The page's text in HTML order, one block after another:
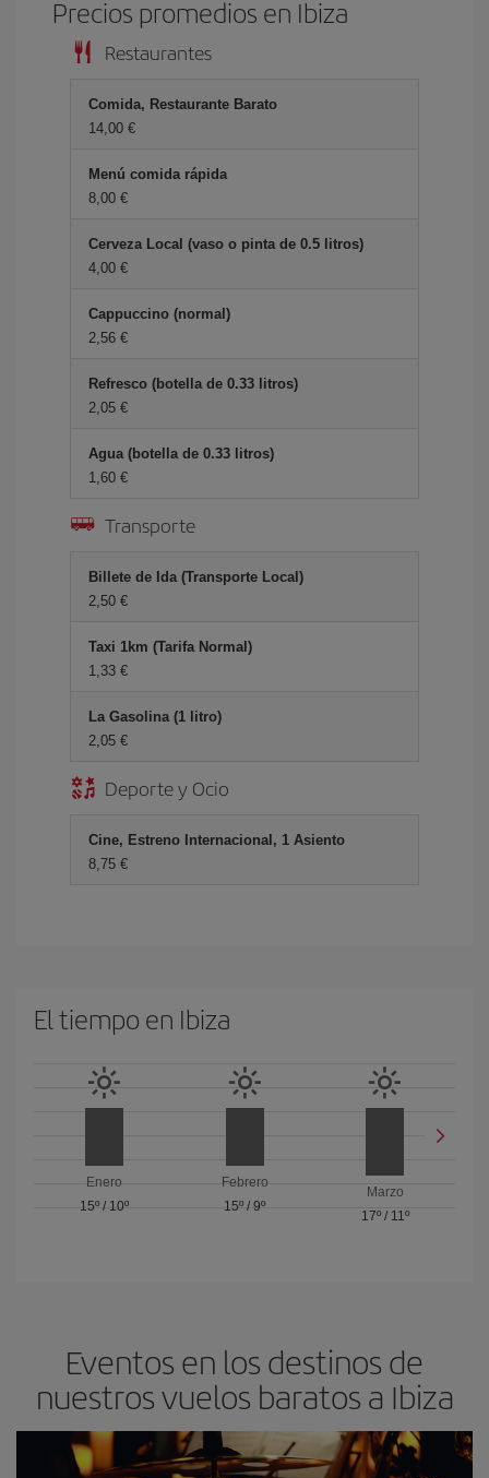
Precios promedios en Ibiza
Restaurantes
Comida, Restaurante Barato
14,00 €
Menú comida rápida
8,00 €
Cerveza Local (vaso o pinta de 0.5 litros)
4,00 €
Cappuccino (normal)
2,56 €
Refresco (botella de 0.33 litros)
2,05 €
Agua (botella de 0.33 litros)
1,60 €
Transporte
Billete de Ida (Transporte Local)
2,50 €
Taxi 1km (Tarifa Normal)
1,33 €
La Gasolina (1 litro)
2,05 €
Deporte y Ocio
Cine, Estreno Internacional, 1 Asiento
8,75 €
El tiempo en Ibiza
Enero
15º/ 10º
Febrero
15º / 9º
Marzo
17º/ 11º
Eventos en los destinos de
nuestros vuelos baratos a Ibiza